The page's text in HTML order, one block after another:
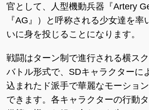
官として、人型機動兵器『Artery
『AG』）と呼称される少女達を率
いに身を投じることになります。
戦闘はターン制で進行される横ス
バトル形式で、SDキャラクターに
込まれたド派手で華麗なモーショ
できます。各キャラクターの行動